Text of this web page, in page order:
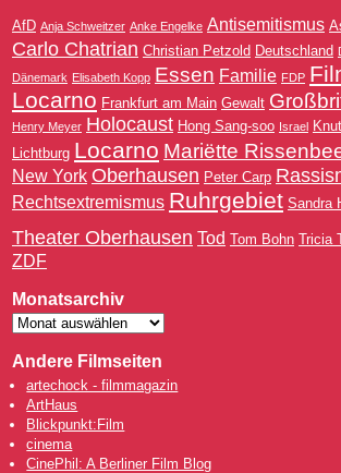
AfD Anja Schweitzer Anke Engelke Antisemitismus
Carlo Chatrian Christian Petzold Deutschland
Dänemark Elisabeth Kopp Essen Familie FDP
Locarno Frankfurt am Main Gewalt
Henry Meyer Holocaust Hong Sang-soo Israel
Lichtburg Locarno Mariëtte
New York Oberhausen Peter Carp
Rechtsextremismus Ruhrgebiet Sandra
Theater Oberhausen Tod Tom Bohn Tricia
ZDF
Monatsarchiv
Andere Filmseiten
artechock - filmmagazin
ArtHaus
Blickpunkt:Film
cinema
CinePhil: A Berliner Film Blog